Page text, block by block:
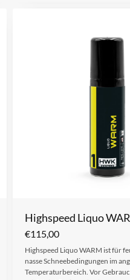
Highspeed Liquo
€115,00
Highspeed Liquo WARM ist für
nasse Schneebedingungen im
Temperaturbereich. Vor